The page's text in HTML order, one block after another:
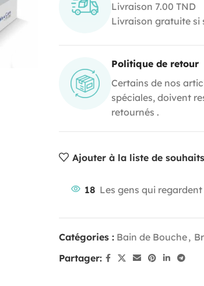
Livraison 7.00 TND
Livraison gratuite si
Politique de retour
Certains de nos
spéciales, doivent
retournés .
Ajouter à la liste de souhaits
18 Les gens qui
Catégories : Bain de Bouche,
Partager: